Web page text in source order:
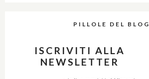
PILLOLE DEL BLOG
ISCRIVITI ALLA
NEWSLETTER